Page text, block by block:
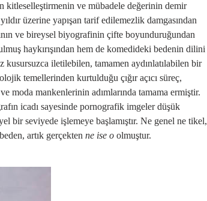
kitleselleştirmenin ve mübadele değerinin demir
üzerine yapışan tarif edilemezlik damgasından
ve bireysel biyografinin çifte boyunduruğundan
haykırışından hem de komedideki bedenin dilini
iletilebilen, tamamen aydınlatılabilen bir
temellerinden kurtulduğu çığır açıcı süreç,
moda mankenlerinin adımlarında tamama ermiştir.
icadı sayesinde pornografik imgeler düşük
bir seviyede işlemeye başlamıştır. Ne genel ne tikel,
artık gerçekten ne ise o olmuştur.